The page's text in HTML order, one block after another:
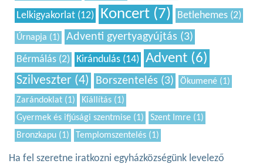
Lelkigyakorlat (12) Koncert (7) Betlehemes (2)
Úrnapja (1) Adventi gyertyagyújtás (3)
Bérmálás (2) Kirándulás (14) Advent (6)
Szilveszter (4) Borszentelés (3)
Ökumené (1)
Zarándoklat (1)
Kiállítás (1)
Gyermek és ifjúsági szentmise (1)
Szent Imre (1)
Bronzkapu (1)
Templomszentelés (1)
Ha fel szeretne iratkozni egyházközségünk levelező